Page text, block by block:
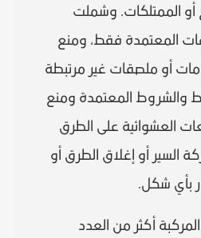
أو الممتلكات. وشملت
المعتمدة فقط، ومنع
أو ملصقات غير مرتبطة
والشروط المعتمدة ومنع
العشوائية على الطرق
السير أو إغلاق الطرق أو
بأي شكل.
أكثر من العدد